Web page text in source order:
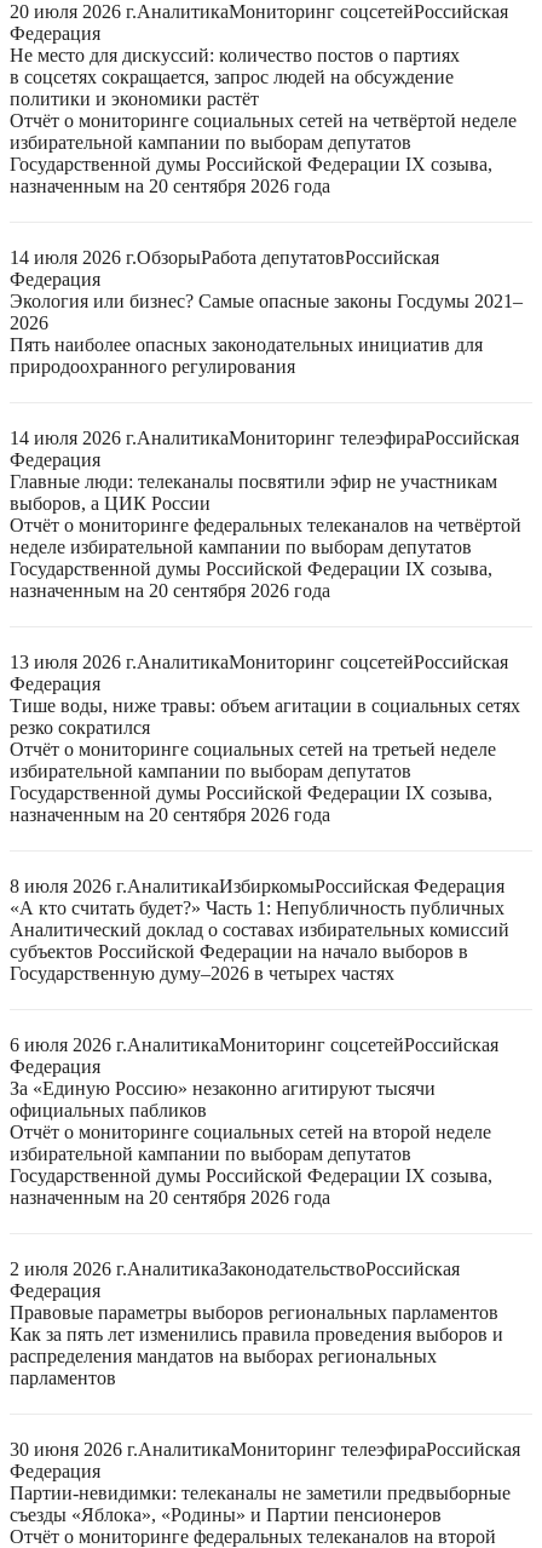
20 июля 2026 г.АналитикаМониторинг соцсетейРоссийская
Федерация
Не место для дискуссий: количество постов о партиях
в соцсетях сокращается, запрос людей на обсуждение
политики и экономики растёт
Отчёт о мониторинге социальных сетей на четвёртой неделе
избирательной кампании по выборам депутатов
Государственной думы Российской Федерации IX созыва,
назначенным на 20 сентября 2026 года
14 июля 2026 г.ОбзорыРабота депутатовРоссийская
Федерация
Экология или бизнес? Самые опасные законы Госдумы 2021–
2026
Пять наиболее опасных законодательных инициатив для
природоохранного регулирования
14 июля 2026 г.АналитикаМониторинг телеэфираРоссийская
Федерация
Главные люди: телеканалы посвятили эфир не участникам
выборов, а ЦИК России
Отчёт о мониторинге федеральных телеканалов на четвёртой
неделе избирательной кампании по выборам депутатов
Государственной думы Российской Федерации IX созыва,
назначенным на 20 сентября 2026 года
13 июля 2026 г.АналитикаМониторинг соцсетейРоссийская
Федерация
Тише воды, ниже травы: объем агитации в социальных сетях
резко сократился
Отчёт о мониторинге социальных сетей на третьей неделе
избирательной кампании по выборам депутатов
Государственной думы Российской Федерации IX созыва,
назначенным на 20 сентября 2026 года
8 июля 2026 г.АналитикаИзбиркомыРоссийская Федерация
«А кто считать будет?» Часть 1: Непубличность публичных
Аналитический доклад о составах избирательных комиссий
субъектов Российской Федерации на начало выборов в
Государственную думу–2026 в четырех частях
6 июля 2026 г.АналитикаМониторинг соцсетейРоссийская
Федерация
За «Единую Россию» незаконно агитируют тысячи
официальных пабликов
Отчёт о мониторинге социальных сетей на второй неделе
избирательной кампании по выборам депутатов
Государственной думы Российской Федерации IX созыва,
назначенным на 20 сентября 2026 года
2 июля 2026 г.АналитикаЗаконодательствоРоссийская
Федерация
Правовые параметры выборов региональных парламентов
Как за пять лет изменились правила проведения выборов и
распределения мандатов на выборах региональных
парламентов
30 июня 2026 г.АналитикаМониторинг телеэфираРоссийская
Федерация
Партии-невидимки: телеканалы не заметили предвыборные
съезды «Яблока», «Родины» и Партии пенсионеров
Отчёт о мониторинге федеральных телеканалов на второй